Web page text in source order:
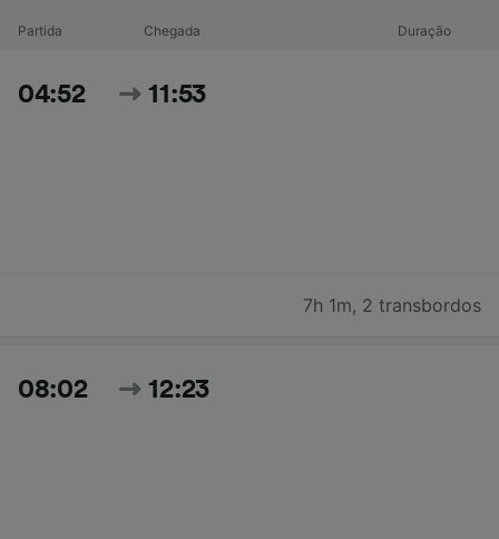
Partida Chegada Duração
04:52 11:53
7h 1m, 2 transbordos
08:02 12:23